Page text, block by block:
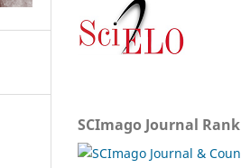
SCImago Journal Rank